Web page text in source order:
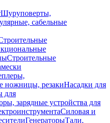
Шуруповерты,
сабельные
Строительные
ножницы, резакиНасадки для
для
зарядные устройства для
Силовая и
ГенераторыТали,